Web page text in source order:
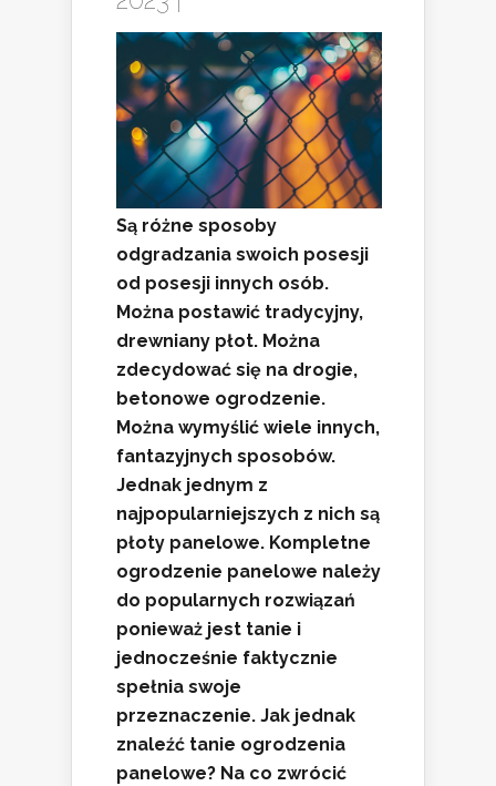
Są różne sposoby
odgradzania swoich posesji
od posesji innych osób.
Można postawić tradycyjny,
drewniany płot. Można
zdecydować się na drogie,
betonowe ogrodzenie.
Można wymyślić wiele innych,
fantazyjnych sposobów.
Jednak jednym z
najpopularniejszych z nich są
płoty panelowe. Kompletne
ogrodzenie panelowe należy
do popularnych rozwiązań
ponieważ jest tanie i
jednocześnie faktycznie
spełnia swoje
przeznaczenie. Jak jednak
znaleźć tanie ogrodzenia
panelowe? Na co zwrócić